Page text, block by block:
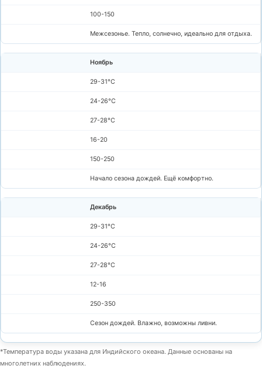
100-150
Межсезонье. Тепло, солнечно, идеально для отдыха.
Ноябрь
29-31°C
24-26°C
27-28°C
16-20
150-250
Начало сезона дождей. Ещё комфортно.
Декабрь
29-31°C
24-26°C
27-28°C
12-16
250-350
Сезон дождей. Влажно, возможны ливни.
*Температура воды указана для Индийского океана. Данные основаны на
многолетних наблюдениях.